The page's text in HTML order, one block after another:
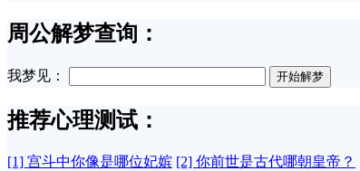
周公解梦查询：
我梦见：
推荐心理测试：
[1] 宫斗中你像是哪位妃嫔 [2] 你前世是古代哪朝皇帝？